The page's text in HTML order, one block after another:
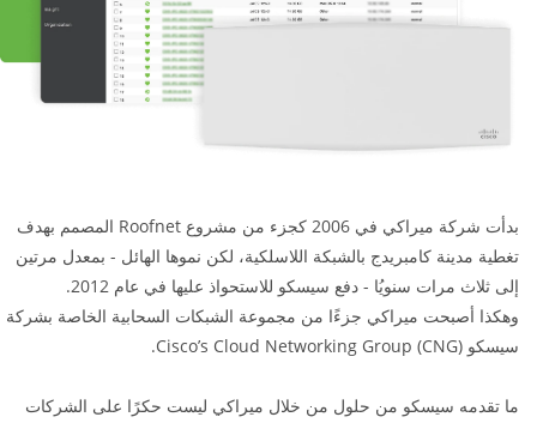
بدأت شركة ميراكي في 2006 كجزء من مشروع Roofnet المصمم بهدف
تغطية مدينة كامبريدج بالشبكة اللاسلكية، لكن نموها الهائل - بمعدل مرتين
إلى ثلاث مرات سنويُا - دفع سيسكو للاستحواذ عليها في عام 2012.
وهكذا أصبحت ميراكي جزءًا من مجموعة الشبكات السحابية الخاصة بشركة
سيسكو Cisco’s Cloud Networking Group (CNG).
ما تقدمه سيسكو من حلول من خلال ميراكي ليست حكرًا على الشركات